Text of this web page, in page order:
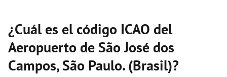
¿Cuál es el código ICAO del
Aeropuerto de São José dos
Campos, São Paulo. (Brasil)?